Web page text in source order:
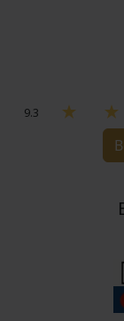
9.3